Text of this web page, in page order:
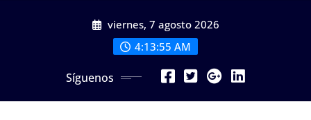
viernes, 7 agosto 2026
4:13:56 AM
Síguenos